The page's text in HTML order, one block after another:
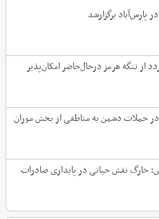
پارس‌آباد برگزارشد
از تنگه هرمز درحال‌حاضر امکان‌پذیر
در حملات دشمن به مناطقی از بخش موران
خارگ نقش حیاتی در پایداری صادرات